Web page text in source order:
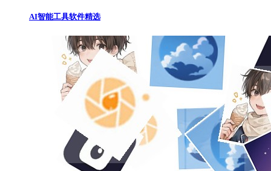
AI智能工具软件精选